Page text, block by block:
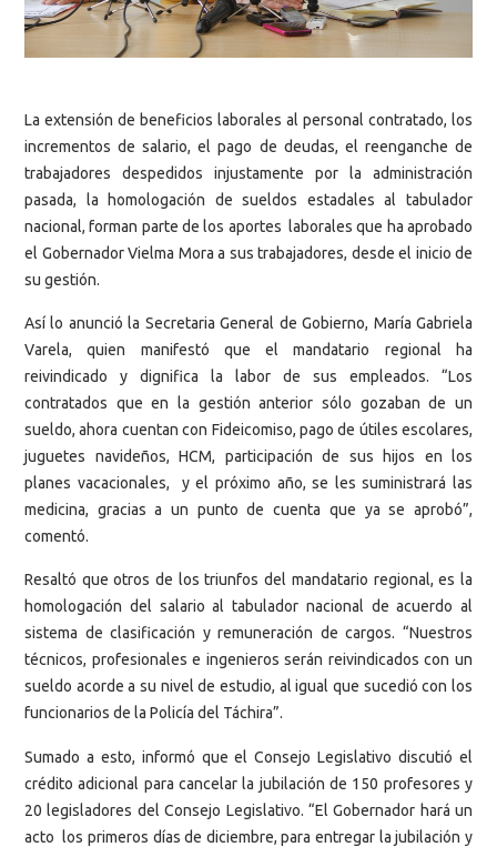
La extensión de beneficios laborales al personal contratado, los
incrementos de salario, el pago de deudas, el reenganche de
trabajadores despedidos injustamente por la administración
pasada, la homologación de sueldos estadales al tabulador
nacional, forman parte de los aportes laborales que ha aprobado
el Gobernador Vielma Mora a sus trabajadores, desde el inicio de
su gestión.
Así lo anunció la Secretaria General de Gobierno, María Gabriela
Varela, quien manifestó que el mandatario regional ha
reivindicado y dignifica la labor de sus empleados. “Los
contratados que en la gestión anterior sólo gozaban de un
sueldo, ahora cuentan con Fideicomiso, pago de útiles escolares,
juguetes navideños, HCM, participación de sus hijos en los
planes vacacionales, y el próximo año, se les suministrará las
medicina, gracias a un punto de cuenta que ya se aprobó”,
comentó.
Resaltó que otros de los triunfos del mandatario regional, es la
homologación del salario al tabulador nacional de acuerdo al
sistema de clasificación y remuneración de cargos. “Nuestros
técnicos, profesionales e ingenieros serán reivindicados con un
sueldo acorde a su nivel de estudio, al igual que sucedió con los
funcionarios de la Policía del Táchira”.
Sumado a esto, informó que el Consejo Legislativo discutió el
crédito adicional para cancelar la jubilación de 150 profesores y
20 legisladores del Consejo Legislativo. “El Gobernador hará un
acto los primeros días de diciembre, para entregar la jubilación y